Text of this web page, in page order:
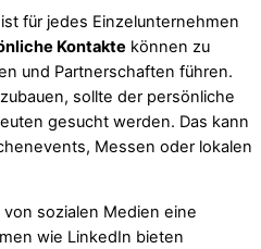
für jedes Einzelunternehmen
Kontakte können zu
und Partnerschaften führen.
sollte der persönliche
gesucht werden. Das kann
Messen oder lokalen
sozialen Medien eine
wie LinkedIn bieten